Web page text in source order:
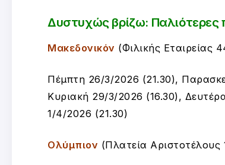
Δυστυχώς βρίζω: Παλιότερες
Μακεδονικόν (Φιλικής Εταιρείας
Πέμπτη 26/3/2026 (21.30),
Κυριακή 29/3/2026 (16.30),
1/4/2026 (21.30)
Ολύμπιον (Πλατεία